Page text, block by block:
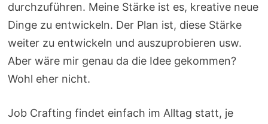
durchzuführen. Meine Stärke ist es, kreative neue
Dinge zu entwickeln. Der Plan ist, diese Stärke
weiter zu entwickeln und auszuprobieren usw.
Aber wäre mir genau da die Idee gekommen?
Wohl eher nicht.
Job Crafting findet einfach im Alltag statt, je